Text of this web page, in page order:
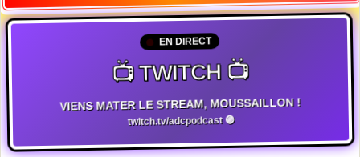
EN DIRECT
📺 TWITCH 📺
VIENS MATER LE STREAM, MOUSSAILLON !
twitch.tv/adcpodcast 🟣